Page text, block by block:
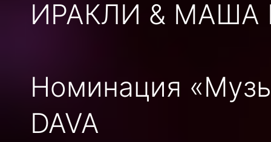
ИРАКЛИ & МАША
Номинация
DAVA